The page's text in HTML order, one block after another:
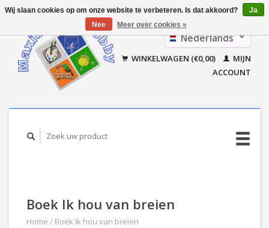
Nederlands
Français
WINKELWAGEN (€0,00)
MIJN
ACCOUNT
Boek Ik hou van breien
Home / Boek Ik hou van breien
Wij slaan cookies op om onze website te verbeteren. Is dat akkoord?
Ja
Nee
Meer over cookies »